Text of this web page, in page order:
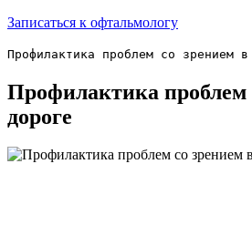
Записаться к офтальмологу
Профилактика проблем со зрением в
Профилактика проблем
дороге